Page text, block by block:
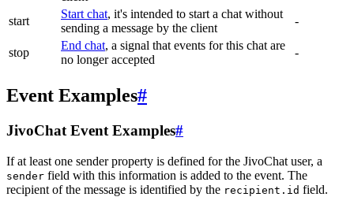
start
Start chat, it's intended to start a chat without
sending a message by the client
-
stop
End chat, a signal that events for this chat are
no longer accepted
-
Event Examples#
JivoChat Event Examples#
If at least one sender property is defined for the JivoChat user, a
sender field with this information is added to the event. The
recipient of the message is identified by the recipient.id field.